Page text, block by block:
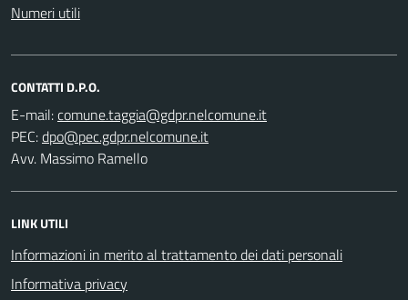
Numeri utili
CONTATTI D.P.O.
E-mail:
PEC:
Avv. Massimo Ramello
LINK UTILI
Informazioni in merito al trattamento dei dati personali
Informativa privacy